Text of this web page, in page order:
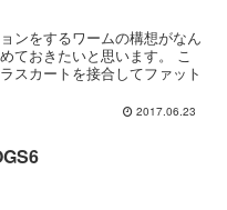
ンをするワームの構想がなん
ておきたいと思います。 こ
スカートを接合してファット
2017.06.23